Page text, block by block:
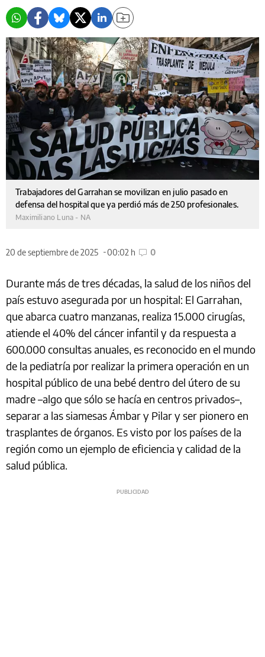
Trabajadores del Garrahan se movilizan en julio pasado en
defensa del hospital que ya perdió más de 250 profesionales.
Maximiliano Luna - NA
20 de septiembre de 2025 00:02 h 0
Durante más de tres décadas, la salud de los niños del
país estuvo asegurada por un hospital: El Garrahan,
que abarca cuatro manzanas, realiza 15.000 cirugías,
atiende el 40% del cáncer infantil y da respuesta a
600.000 consultas anuales, es reconocido en el mundo
de la pediatría por realizar la primera operación en un
hospital público de una bebé dentro del útero de su
madre –algo que sólo se hacía en centros privados–,
separar a las siamesas Ámbar y Pilar y ser pionero en
trasplantes de órganos. Es visto por los países de la
región como un ejemplo de eficiencia y calidad de la
salud pública.